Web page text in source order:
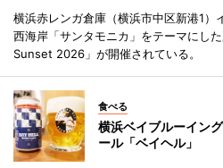
横浜赤レンガ倉庫（横浜市中区新港1）
西海岸「サンタモニカ」をテーマにし
Sunset 2026」が開催されている。
食べる
横浜ベイブルーイン
ール「ベイヘル」